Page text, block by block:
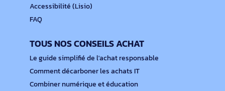
Accessibilité (Lisio)
FAQ
TOUS NOS CONSEILS ACHAT
Le guide simplifié de l'achat responsable
Comment décarboner les achats IT
Combiner numérique et éducation